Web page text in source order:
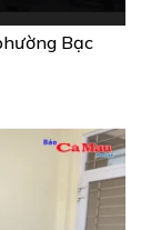
Bạc